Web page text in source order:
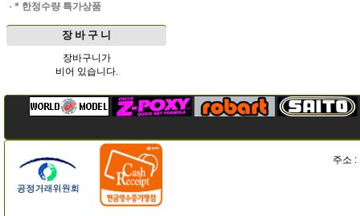
· * 한정수량 특가상품
장 바 구 니
장바구니가
비어 있습니다.
주소